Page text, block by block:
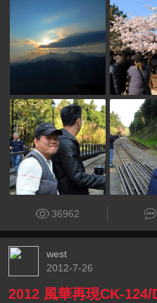
36962
west
2012-7-26
2012 風華再現CK-